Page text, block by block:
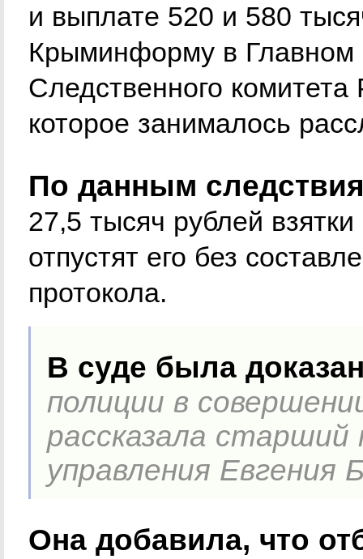
и выплате 520 и 580
Крыминформу в Главном
Следственного
которое занималось
По данным
27,5 тысяч рублей
отпустят его без
протокола.
В суде была
полиции в
рассказала старший
управления Евгения
Она добавила, что